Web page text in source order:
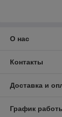
О нас
Контакты
Доставка и
График